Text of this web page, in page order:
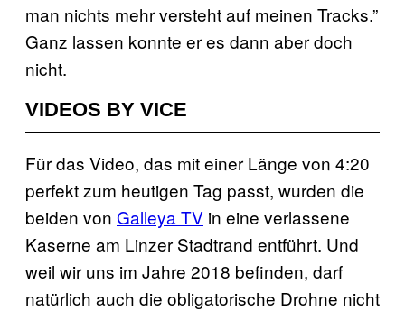
man nichts mehr versteht auf meinen Tracks.”
Ganz lassen konnte er es dann aber doch
nicht.
VIDEOS BY VICE
Für das Video, das mit einer Länge von 4:20
perfekt zum heutigen Tag passt, wurden die
beiden von Galleya TV in eine verlassene
Kaserne am Linzer Stadtrand entführt. Und
weil wir uns im Jahre 2018 befinden, darf
natürlich auch die obligatorische Drohne nicht